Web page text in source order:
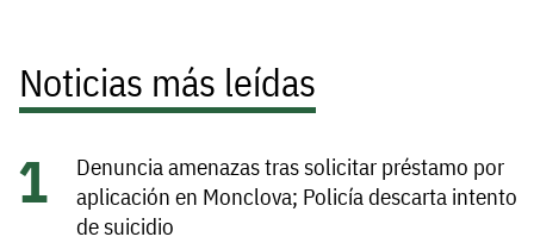
Noticias más leídas
Denuncia amenazas tras solicitar préstamo por
aplicación en Monclova; Policía descarta intento
de suicidio